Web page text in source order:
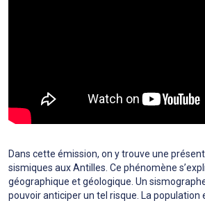
Dans cette émission, on y trouve une
sismiques aux Antilles. Ce phénomène
géographique et géologique. Un
pouvoir anticiper un tel risque. La population